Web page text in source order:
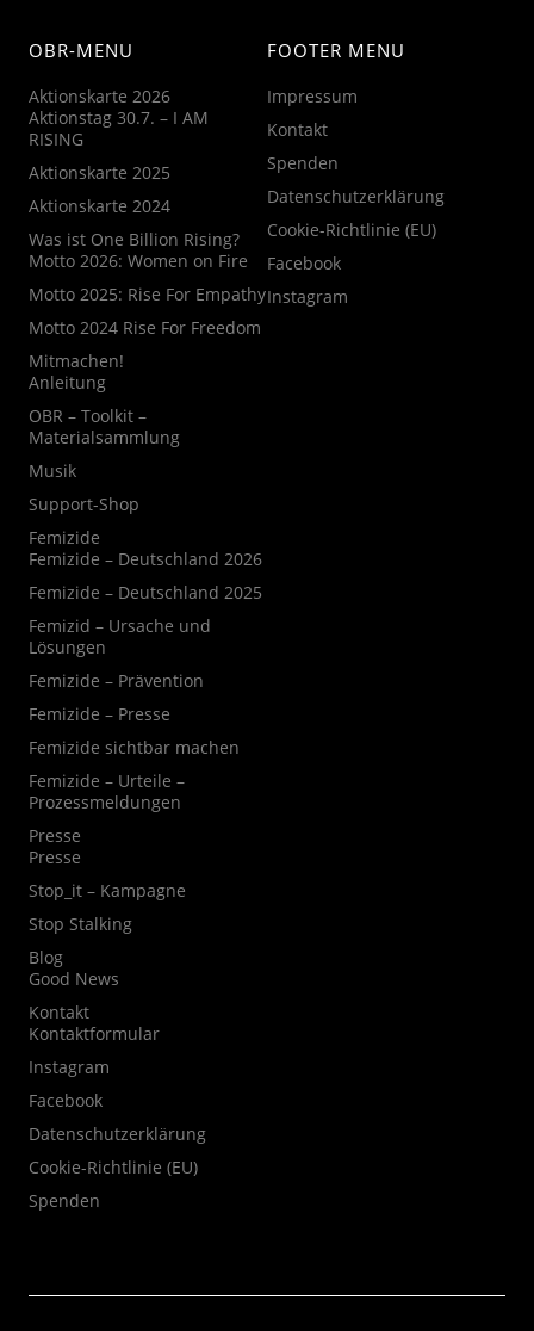
OBR-MENU
Aktionskarte 2026
Aktionstag 30.7. – I AM
RISING
Aktionskarte 2025
Aktionskarte 2024
Was ist One Billion Rising?
Motto 2026: Women on Fire
Motto 2025: Rise For Empathy
Motto 2024 Rise For Freedom
Mitmachen!
Anleitung
OBR – Toolkit –
Materialsammlung
Musik
Support-Shop
Femizide
Femizide – Deutschland 2026
Femizide – Deutschland 2025
Femizid – Ursache und
Lösungen
Femizide – Prävention
Femizide – Presse
Femizide sichtbar machen
Femizide – Urteile –
Prozessmeldungen
Presse
Presse
Stop_it – Kampagne
Stop Stalking
Blog
Good News
Kontakt
Kontaktformular
Instagram
Facebook
Datenschutzerklärung
Cookie-Richtlinie (EU)
Spenden
FOOTER MENU
Impressum
Kontakt
Spenden
Datenschutzerklärung
Cookie-Richtlinie (EU)
Facebook
Instagram